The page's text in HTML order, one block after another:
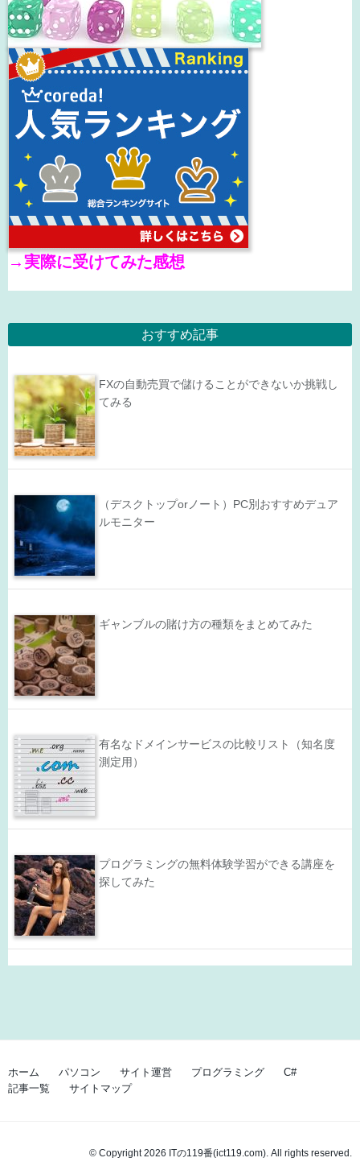
→実際に受けてみた感想
おすすめ記事
FXの自動売買で儲けることができないか挑戦し
てみる
（デスクトップorノート）PC別おすすめデュア
ルモニター
ギャンブルの賭け方の種類をまとめてみた
有名なドメインサービスの比較リスト（知名度
測定用）
プログラミングの無料体験学習ができる講座を
探してみた
ホーム パソコン サイト運営 プログラミング
C#
記事一覧
サイトマップ
© Copyright 2026 ITの119番(ict119.com). All rights reserved.